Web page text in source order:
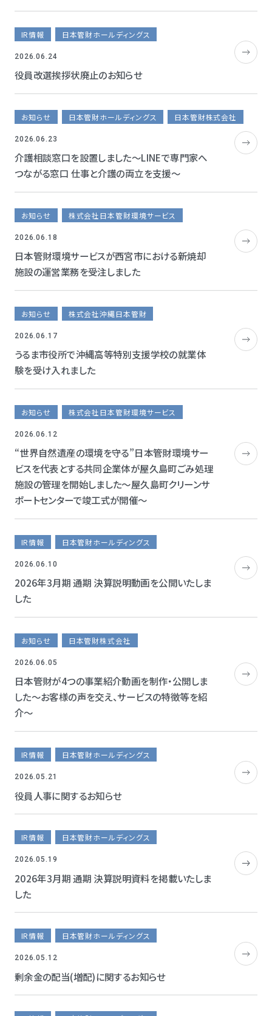
IR情報 日本管財ホールディングス
2026.06.24
役員改選挨拶状廃止のお知らせ
お知らせ 日本管財ホールディングス 日本管財株式会社
2026.06.23
介護相談窓口を設置しました～LINEで専門家へ
つながる窓口 仕事と介護の両立を支援～
お知らせ 株式会社日本管財環境サービス
2026.06.18
日本管財環境サービスが西宮市における新焼却
施設の運営業務を受注しました
お知らせ 株式会社沖縄日本管財
2026.06.17
うるま市役所で沖縄高等特別支援学校の就業体
験を受け入れました
お知らせ 株式会社日本管財環境サービス
2026.06.12
“世界自然遺産の環境を守る”日本管財環境サー
ビスを代表とする共同企業体が屋久島町ごみ処理
施設の管理を開始しました～屋久島町クリーンサ
ポートセンターで竣工式が開催～
IR情報 日本管財ホールディングス
2026.06.10
2026年3月期 通期 決算説明動画を公開いたしま
した
お知らせ 日本管財株式会社
2026.06.05
日本管財が4つの事業紹介動画を制作・公開しま
した～お客様の声を交え、サービスの特徴等を紹
介～
IR情報 日本管財ホールディングス
2026.05.21
役員人事に関するお知らせ
IR情報 日本管財ホールディングス
2026.05.19
2026年3月期 通期 決算説明資料を掲載いたしま
した
IR情報 日本管財ホールディングス
2026.05.12
剰余金の配当(増配)に関するお知らせ